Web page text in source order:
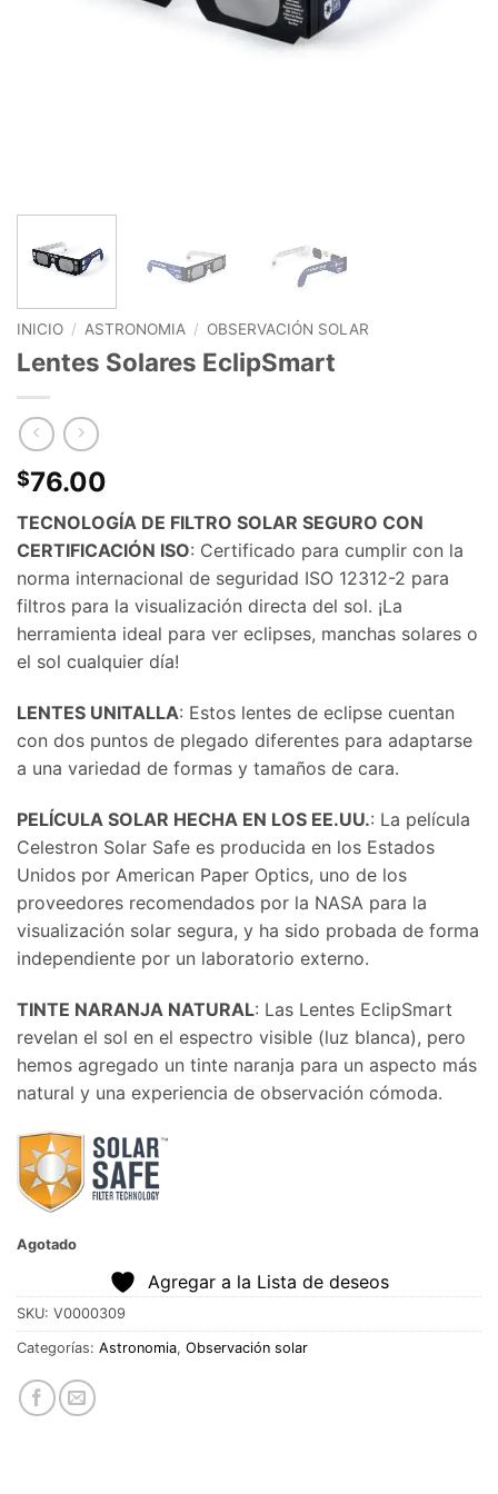
INICIO / ASTRONOMIA / OBSERVACIÓN SOLAR
Lentes Solares EclipSmart
$76.00
TECNOLOGÍA DE FILTRO SOLAR SEGURO CON
CERTIFICACIÓN ISO: Certificado para cumplir con la
norma internacional de seguridad ISO 12312-2 para
filtros para la visualización directa del sol. ¡La
herramienta ideal para ver eclipses, manchas solares o
el sol cualquier día!
LENTES UNITALLA: Estos lentes de eclipse cuentan
con dos puntos de plegado diferentes para adaptarse
a una variedad de formas y tamaños de cara.
PELÍCULA SOLAR HECHA EN LOS EE.UU.: La película
Celestron Solar Safe es producida en los Estados
Unidos por American Paper Optics, uno de los
proveedores recomendados por la NASA para la
visualización solar segura, y ha sido probada de forma
independiente por un laboratorio externo.
TINTE NARANJA NATURAL: Las Lentes EclipSmart
revelan el sol en el espectro visible (luz blanca), pero
hemos agregado un tinte naranja para un aspecto más
natural y una experiencia de observación cómoda.
Agotado
Agregar a la Lista de deseos
SKU: V0000309
Categorías: Astronomia, Observación solar